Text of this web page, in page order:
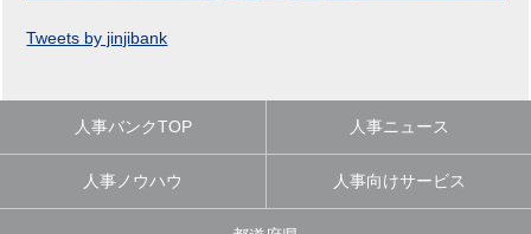
Tweets by jinjibank
人事バンクTOP 人事ニュース
人事ノウハウ 人事向けサービス